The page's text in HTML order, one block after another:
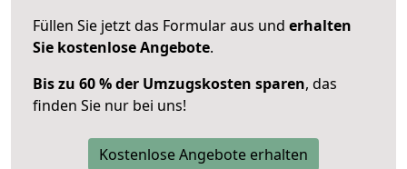
Füllen Sie jetzt das Formular aus und erhalten
Sie kostenlose Angebote.
Bis zu 60 % der Umzugskosten sparen, das
finden Sie nur bei uns!
Kostenlose Angebote erhalten